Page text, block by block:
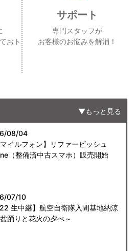
おト
サポート
専門スタッフが
お客様のお悩みを解消！
もっと見る
08/04
マイルフォン】リファービッシュ
（整備済中古スマホ）販売開始
07/10
22 生中継】航空自衛隊入間基地納涼
踊りと花火の夕べ～